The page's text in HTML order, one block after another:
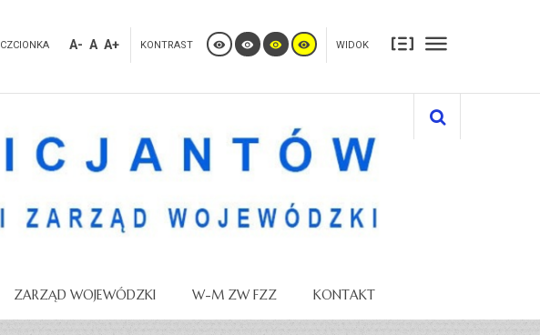
CZCIONKA A- A A+ KONTRAST WIDOK
ZARZĄD WOJEWÓDZKI W-M ZW FZZ KONTAKT